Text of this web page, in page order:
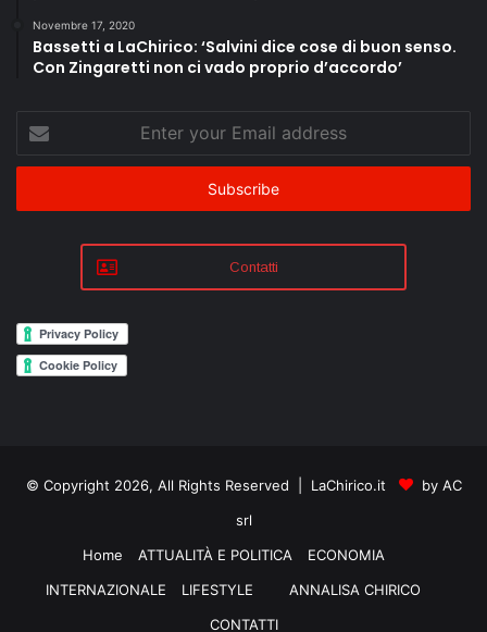
Novembre 17, 2020
Bassetti a LaChirico: ‘Salvini dice cose di buon senso.
Con Zingaretti non ci vado proprio d’accordo’
Enter
your
Email
Contatti
© Copyright 2026, All Rights Reserved | LaChirico.it
by AC
srl
Home
ATTUALITÀ E POLITICA
ECONOMIA
INTERNAZIONALE
LIFESTYLE
ANNALISA CHIRICO
CONTATTI